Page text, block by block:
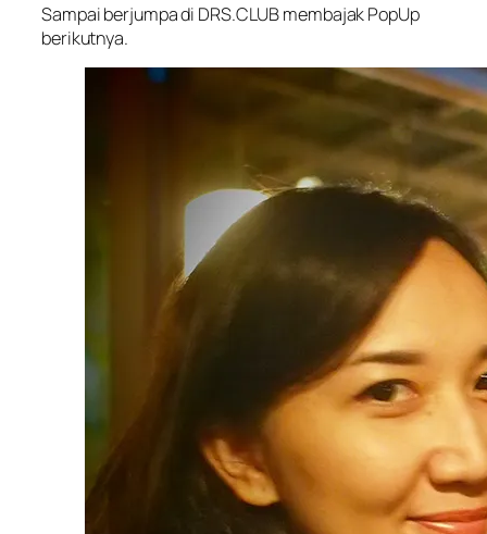
Sampai berjumpa di DRS.CLUB membajak PopUp
berikutnya.